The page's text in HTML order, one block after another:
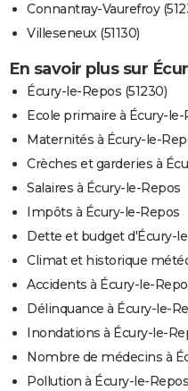
Connantray-Vaurefroy
Villeseneux (51130)
En savoir plus sur
Écury-le-Repos (51230)
Ecole primaire à Écury-le-
Maternités à Écury-le-
Crèches et garderies à
Salaires à Écury-le-Repos
Impôts à Écury-le-Repos
Dette et budget d'Écury-
Climat et historique
Accidents à Écury-le-
Délinquance à Écury-le-
Inondations à Écury-le-
Nombre de médecins à
Pollution à Écury-le-Repos